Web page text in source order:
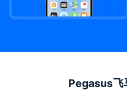
Pegasus飞